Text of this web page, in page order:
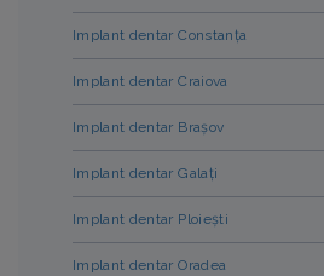
Implant dentar Constanța
Implant dentar Craiova
Implant dentar Brașov
Implant dentar Galați
Implant dentar Ploiești
Implant dentar Oradea